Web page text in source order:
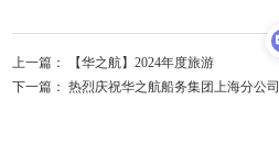
上一篇：
【华之航】2024年度旅游
下一篇：热烈庆祝华之航船务集团上海分公